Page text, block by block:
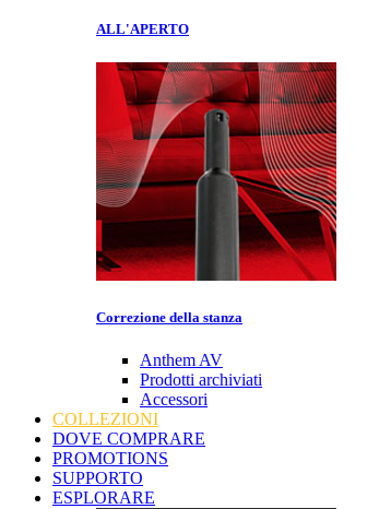
ALL'APERTO
Correzione della stanza
Anthem AV
Prodotti archiviati
Accessori
COLLEZIONI
DOVE COMPRARE
PROMOTIONS
SUPPORTO
ESPLORARE